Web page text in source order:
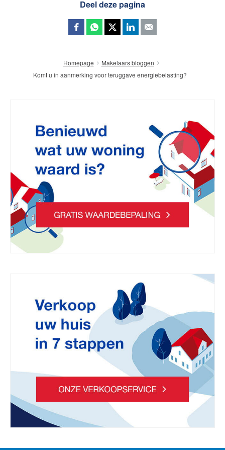
Deel deze pagina
Homepage
Makelaars bloggen
Komt u in aanmerking voor teruggave energiebelasting?